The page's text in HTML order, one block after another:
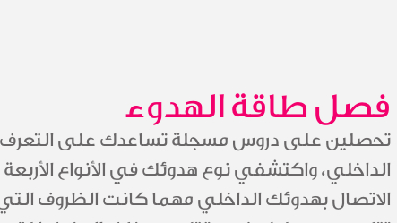
فصل طاقة الهدوء
تحصلين على دروس مسجلة تساعدك على التعرف
الداخلي، واكتشفي نوع هدوئك في الأنواع
الاتصال بهدوئك الداخلي مهما كانت الظروف